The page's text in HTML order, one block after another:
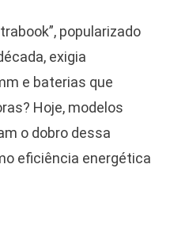
popularizado
exigia
e baterias que
Hoje, modelos
o dobro dessa
eficiência energética